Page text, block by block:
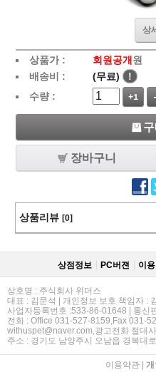
상
상품가 : 회원공개 원
배송비 :
(무료)
!
수량 :
+1
장바구니
상품리뷰 [0]
상점정보 PC버젼 이
상호명 : 주식회사 위더스
대표 : 김문석 | 개인정보 보호 책임자 :
사업자등록번호 :533-86-01648 | 통신
전화 : Office 031-527-8159,Fax 031-
withuspet@naver.com,광고전화 절대
주소 : 경기도 남양주시 오남읍 경복대
이용약관|